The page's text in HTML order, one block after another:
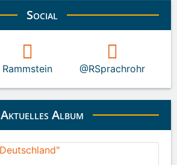
Social
Rammstein @RSprachrohr
Aktuelles Album